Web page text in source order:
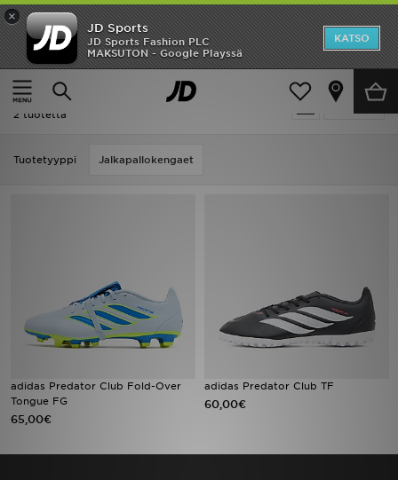
×
JD Sports
JD Sports Fashion PLC
MAKSUTON - Google Playssä
KATSO
Etusivu
Adidas Adidas Predator
Suodata
Adidas Adidas Predator
2 tuotetta
Tuotetyyppi Jalkapallokengaet
adidas Predator Club Fold-Over
Tongue FG
65,00€
adidas Predator Club TF
60,00€
Etusivu
Ale
Uutuudet
Tuotemerkit
Jalkapallo